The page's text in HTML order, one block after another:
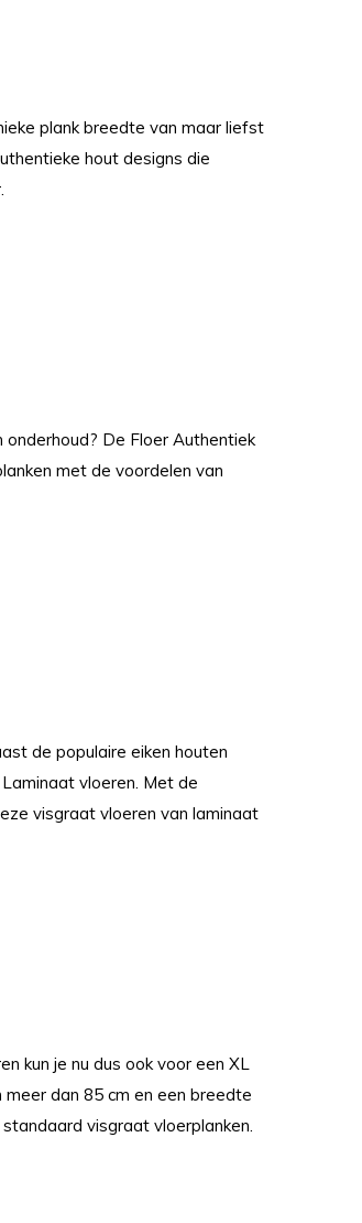
plank breedte van maar liefst
hout designs die
onderhoud? De Floer Authentiek
met de voordelen van
de populaire eiken houten
vloeren. Met de
visgraat vloeren van laminaat
kun je nu dus ook voor een XL
dan 85 cm en een breedte
visgraat vloerplanken.